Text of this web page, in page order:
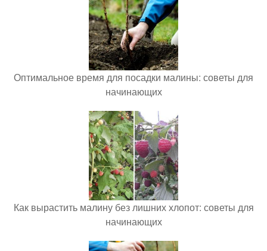
Оптимальное время для посадки малины: советы для
начинающих
Как вырастить малину без лишних хлопот: советы для
начинающих